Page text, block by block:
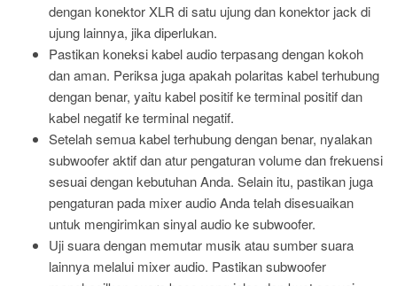
dengan konektor XLR di satu ujung dan konektor jack di
ujung lainnya, jika diperlukan.
Pastikan koneksi kabel audio terpasang dengan kokoh
dan aman. Periksa juga apakah polaritas kabel terhubung
dengan benar, yaitu kabel positif ke terminal positif dan
kabel negatif ke terminal negatif.
Setelah semua kabel terhubung dengan benar, nyalakan
subwoofer aktif dan atur pengaturan volume dan frekuensi
sesuai dengan kebutuhan Anda. Selain itu, pastikan juga
pengaturan pada mixer audio Anda telah disesuaikan
untuk mengirimkan sinyal audio ke subwoofer.
Uji suara dengan memutar musik atau sumber suara
lainnya melalui mixer audio. Pastikan subwoofer